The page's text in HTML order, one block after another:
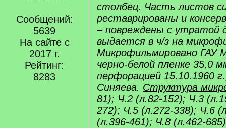
Сообщений:
5639
На сайте с
2017 г.
Рейтинг:
8283
столбец. Часть листов
реставрированы и
– повреждены с утратой
выдается в ч/з на
Микрофильмировано ГАУ
черно-белой пленке 35,0
перфорацией 15.10.1960
Синяева. Структура
81); Ч.2 (л.82-152); Ч.3
272); Ч.5 (л.272-338); Ч.6
(л.396-461); Ч.8 (л.462-